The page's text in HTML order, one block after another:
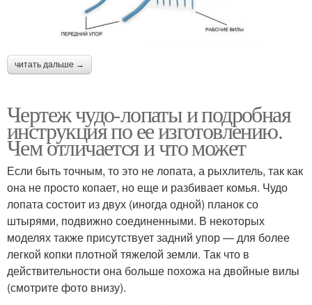
читать дальше →
Чертеж чудо-лопаты и подробная
инструкция по ее изготовлению.
Чем отличается и что может
Если быть точным, то это не лопата, а рыхлитель, так как
она не просто копает, но еще и разбивает комья. Чудо
лопата состоит из двух (иногда одной) планок со
штырями, подвижно соединенными. В некоторых
моделях также присутствует задний упор — для более
легкой копки плотной тяжелой земли. Так что в
действительности она больше похожа на двойные вилы
(смотрите фото внизу).